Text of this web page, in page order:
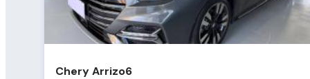
Chery Arrizo6